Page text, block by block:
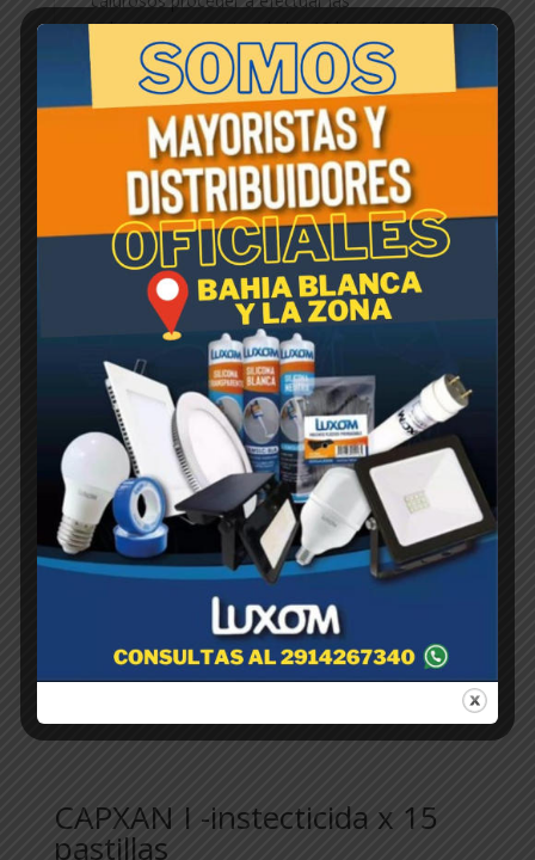
pulverizaciones antes de las 10 hs y después
de las 15 hs. Es importante cuando se
pulveriza que exista poca humedad ambiente.
No pulverizar cuando la planta sufra sequías.
El lapso minimo entre dos aplicaciones de
aceite debe ser de 30 días. No pulverizar
durante la floración.
Productos relacionados
CAPXAN I -instecticida x 15
pastillas